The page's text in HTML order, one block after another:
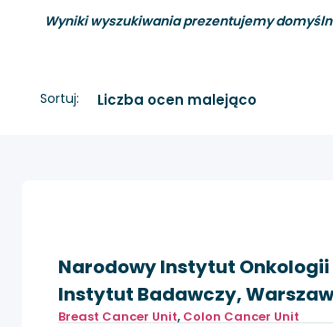
Wyniki wyszukiwania prezentujemy
Sortuj:
Narodowy Instytut Onkologii
Instytut Badawczy,
Breast Cancer Unit, Colon Cancer Unit